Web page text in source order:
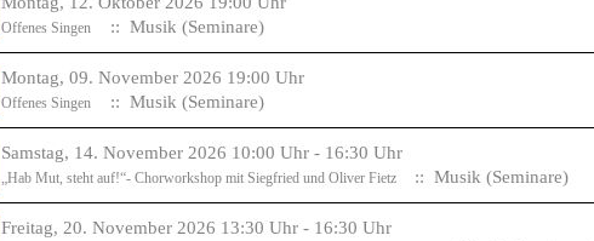
Offenes Singen :: Musik (Seminare)
Montag, 09. November 2026 19:00 Uhr
Offenes Singen :: Musik (Seminare)
Samstag, 14. November 2026 10:00 Uhr - 16:30 Uhr
„Hab Mut, steht auf!“- Chorworkshop mit Siegfried und Oliver Fietz :: Musik (Seminare)
Freitag, 20. November 2026 13:30 Uhr - 16:30 Uhr